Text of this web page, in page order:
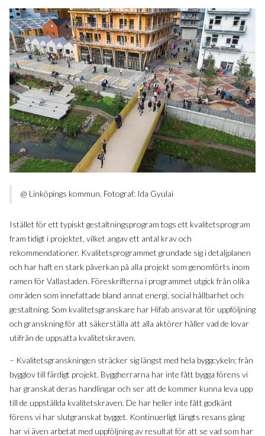
@ Linköpings kommun. Fotograf: Ida Gyulai
Istället för ett typiskt gestaltningsprogram togs ett kvalitetsprogram
fram tidigt i projektet, vilket angav ett antal krav och
rekommendationer. Kvalitetsprogrammet grundade sig i detaljplanen
och har haft en stark påverkan på alla projekt som genomförts inom
ramen för Vallastaden. Föreskrifterna i programmet utgick från olika
områden som innefattade bland annat energi, social hållbarhet och
gestaltning. Som kvalitetsgranskare har Hifab ansvarat för uppföljning
och granskning för att säkerställa att alla aktörer håller vad de lovar
utifrån de uppsatta kvalitetskraven.
– Kvalitetsgranskningen sträcker sig längst med hela byggcykeln; från
bygglov till färdigt projekt. Byggherrarna har inte fått bygga förens vi
har granskat deras handlingar och ser att de kommer kunna leva upp
till de uppställda kvalitetskraven. De har heller inte fått godkänt
förens vi har slutgranskat bygget. Kontinuerligt längts resans gång
har vi även arbetat med uppföljning av resultat för att se vad som har